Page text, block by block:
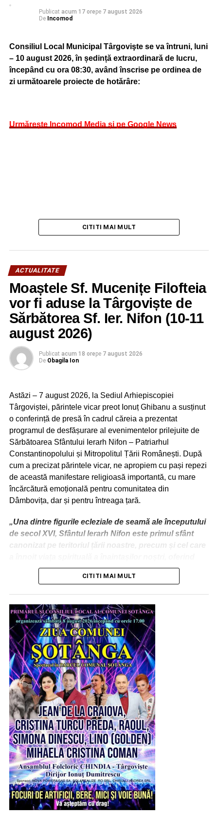
Publicat acum 17 orepe 7 august 2026
De Incomod
Consiliul Local Municipal Târgovişte se va întruni, luni
– 10 august 2026, în ședință extraordinară de lucru,
începând cu ora 08:30, având înscrise pe ordinea de
zi următoarele proiecte de hotărâre:
Urmărește Incomod Media și pe Google News
CITITI MAI MULT
ACTUALITATE
Moaștele Sf. Mucenițe Filofteia
vor fi aduse la Târgoviște de
Sărbătorea Sf. Ier. Nifon (10-11
august 2026)
Publicat acum 18 orepe 7 august 2026
De Obagila Ion
Astăzi – 7 august 2026, la Sediul Arhiepiscopiei
Târgoviștei, părintele vicar preot Ionuț Ghibanu a susținut
o conferință de presă în cadrul căreia a prezentat
programul de desfășurare al evenimentelor prilejuite de
Sărbătoarea Sfântului Ierarh Nifon – Patriarhul
Constantinopolului și Mitropolitul Țării Românești. După
cum a precizat părintele vicar, ne apropiem cu pași repezi
de această manifestare religioasă importantă, cu mare
încărcătură emoțională pentru comunitatea din
Dâmbovița, dar și pentru întreaga țară.
„Una dintre figurile ecleziale de seamă ale începutului
de secol XVI, Sfântul Ierarh Nifon este primul sfânt
canonizat pe teritoriul țării noastre, precum și cel care
premisele marii dezvoltări culturale din deceniile ce au
urmat păstoririi sale.
mai nou mijloc de comunicare al acelei epoci, pe care
l-a promovat cu viziune și curaj, precum și de
formarea spirituală a Sf. Voievod Neagoe Basarab,
ucenicul său cel mai cunoscut, model peste timp
pentru tineri și pentru cei chemați să conducă
societatea și țara.
Sărbătoarea Sf. Ier. Nifon, care se va desfășura în
zilele de 10 și 11 august 2026, va fi coordonată de
către Înaltpreasfințitul Părinte Mitropolit Nifon,
Arhiepiscopul Târgoviștei și Exarh Patriarhal”, a
precizat părintele vicar al Arhiepiscopiei Târgoviștei,
preotul Ionuț Ghibanu.
Evenimentele vor debuta luni, 10 august, la ora 17:00, cu
slujba Vecerniei, săvârșită pe un podium special
amenajat lângă Catedrala Mitropolitană din Târgoviște.
La finalul sfintei slujbe, IPS Nifon – Arhiepiscopul și
CITITI MAI MULT